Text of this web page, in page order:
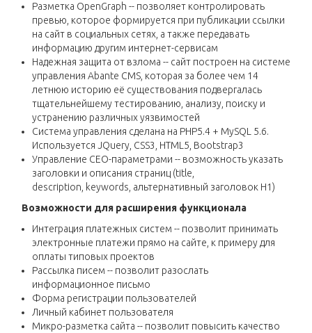
Разметка OpenGraph -- позволяет контролировать
превью, которое формируется при публикации ссылки
на сайт в социальных сетях, а также передавать
информацию другим интернет-сервисам
Надежная защита от взлома -- сайт построен на системе
управления Abante CMS, которая за более чем 14
летнюю историю её существования подвергалась
тщательнейшему тестированию, анализу, поиску и
устранению различных уязвимостей
Cистема управления сделана на PHP5.4 + MySQL 5.6.
Используется JQuery, CSS3, HTML5, Bootstrap3
Управление СЕО-параметрами -- возможность указать
заголовки и описания страниц (title,
description, keywords, альтернативный заголовок H1)
Возможности для расширения функционала
Интеграция платежных систем -- позволит принимать
электронные платежи прямо на сайте, к примеру для
оплаты типовых проектов
Рассылка писем -- позволит разослать
информационное письмо
Форма регистрации пользователей
Личный кабинет пользователя
Микро-разметка сайта -- позволит повысить качество